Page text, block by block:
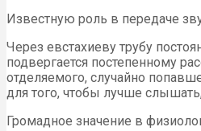
Известную роль в передаче
Через евстахиеву трубу
подвергается постепенному
отде­ляемого, случайно
для того, чтобы лучше
Громадное значение в